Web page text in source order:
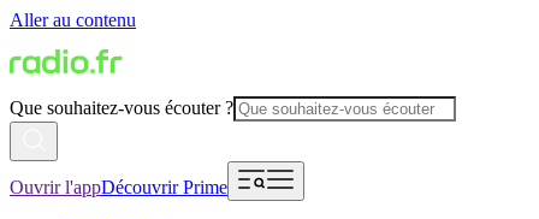
Aller au contenu
Que souhaitez-vous écouter ?
Ouvrir l'appDécouvrir Prime